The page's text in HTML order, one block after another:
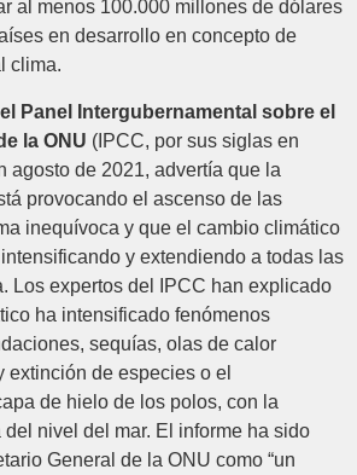
al menos 100.000 millones de dólares
en desarrollo en concepto de
clima.
Panel Intergubernamental sobre el
la ONU (IPCC, por sus siglas en
agosto de 2021, advertía que la
provocando el ascenso de las
inequívoca y que el cambio climático
y extendiendo a todas las
Los expertos del IPCC han explicado
ha intensificado fenómenos
sequías, olas de calor
extinción de especies o el
de hielo de los polos, con la
nivel del mar. El informe ha sido
General de la ONU como “un